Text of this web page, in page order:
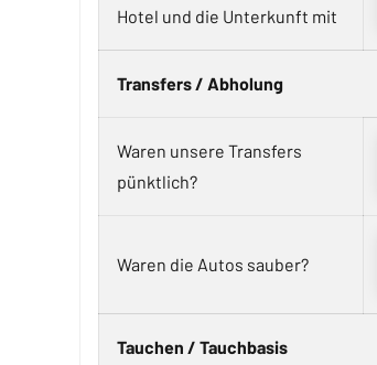
Hotel und die Unterkunft mit
Transfers / Abholung
Waren unsere Transfers
pünktlich?
Waren die Autos sauber?
Tauchen / Tauchbasis